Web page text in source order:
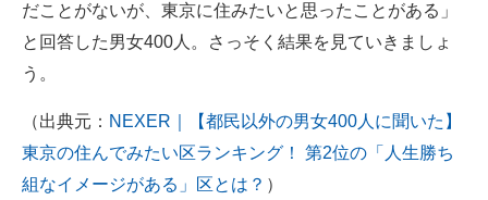
経営リーダーのコミュニティ
だことがないが、東京に住みたいと思ったことがある」
と回答した男女400人。さっそく結果を見ていきましょ
う。
（出典元： NEXER｜【都民以外の男女400人に聞いた】
東京の住んでみたい区ランキング！ 第2位の「人生勝ち
組なイメージがある」区とは？ ）